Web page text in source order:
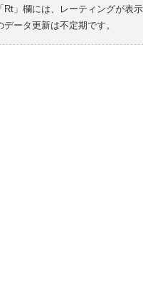
Rt」欄には、レーティングが表
データ更新は不定期です。